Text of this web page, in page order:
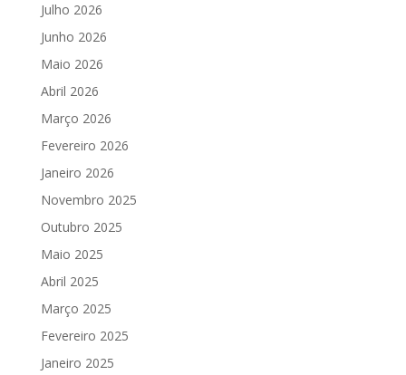
Julho 2026
Junho 2026
Maio 2026
Abril 2026
Março 2026
Fevereiro 2026
Janeiro 2026
Novembro 2025
Outubro 2025
Maio 2025
Abril 2025
Março 2025
Fevereiro 2025
Janeiro 2025